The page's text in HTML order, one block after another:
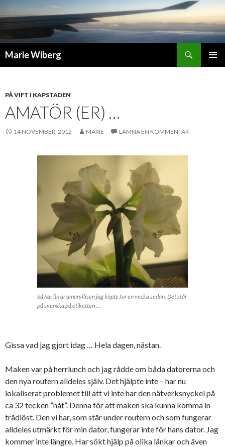
Marie Wiberg
PÅ VIFT I KAPSTADEN
AMATÖR (ER) …
14 NOVEMBER, 2012 MARIE LÄMNA EN KOMMENTAR
Så här fin är amaryllisen jag köpte för en vecka sedan. Det står
på svenska på etiketten …
Gissa vad jag gjort idag … Hela dagen, nästan.
Maken var på herrlunch och jag rådde om båda datorerna och
den nya routern alldeles själv. Det hjälpte inte – har nu
lokaliserat problemet till att vi inte har den nätverksnyckel på
ca 32 tecken ”nåt”. Denna för att maken ska kunna komma in
trådlöst. Den vi har, som står under routern och som fungerar
alldeles utmärkt för min dator, fungerar inte för hans dator. Jag
kommer inte längre. Har sökt hjälp på olika länkar och även